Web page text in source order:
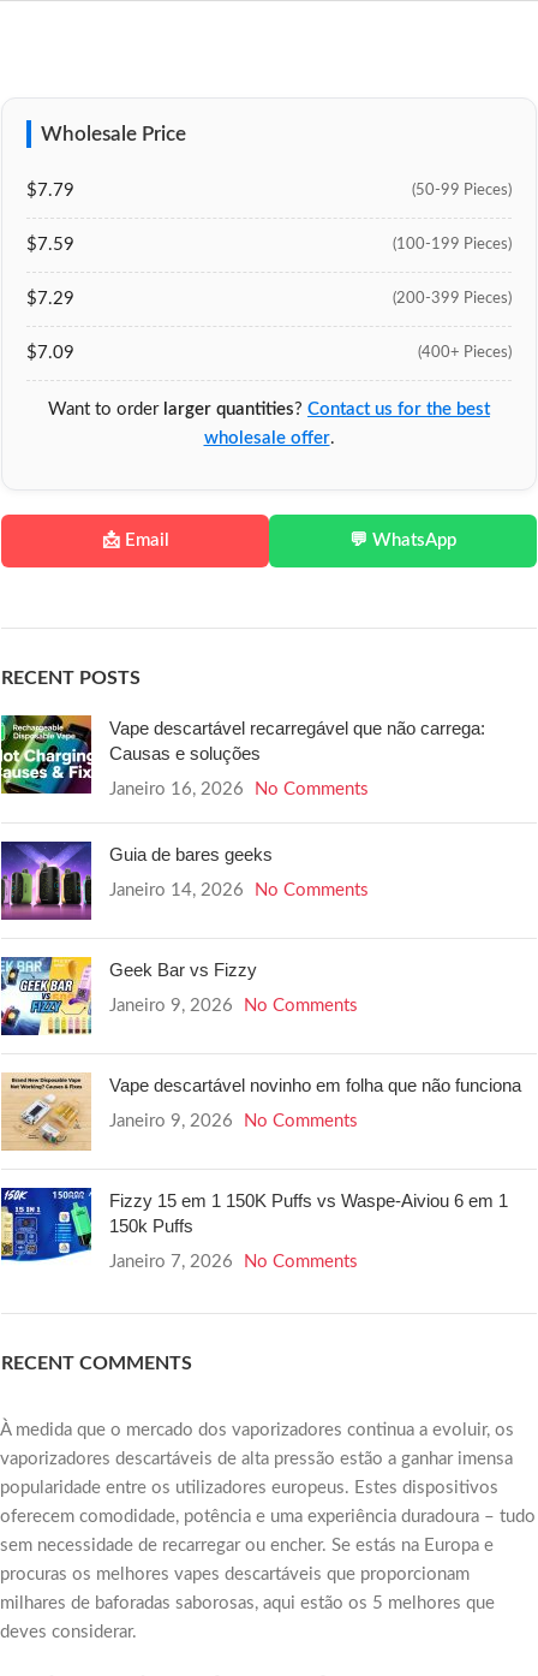
Wholesale Price
$7.79 (50-99 Pieces)
$7.59 (100-199 Pieces)
$7.29 (200-399 Pieces)
$7.09 (400+ Pieces)
Want to order larger quantities? Contact us for the best
wholesale offer.
📩 Email 💬 WhatsApp
RECENT POSTS
Vape descartável recarregável que não carrega:
Causas e soluções
Janeiro 16, 2026 No Comments
Guia de bares geeks
Janeiro 14, 2026 No Comments
Geek Bar vs Fizzy
Janeiro 9, 2026 No Comments
Vape descartável novinho em folha que não funciona
Janeiro 9, 2026 No Comments
Fizzy 15 em 1 150K Puffs vs Waspe-Aiviou 6 em 1
150k Puffs
Janeiro 7, 2026 No Comments
RECENT COMMENTS
À medida que o mercado dos vaporizadores continua a evoluir, os
vaporizadores descartáveis de alta pressão estão a ganhar imensa
popularidade entre os utilizadores europeus. Estes dispositivos
oferecem comodidade, potência e uma experiência duradoura – tudo
sem necessidade de recarregar ou encher. Se estás na Europa e
procuras os melhores vapes descartáveis que proporcionam
milhares de baforadas saborosas, aqui estão os 5 melhores que
deves considerar.